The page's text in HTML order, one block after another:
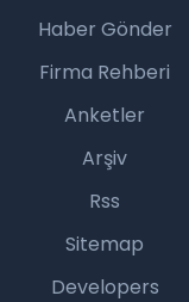
Haber Gönder
Firma Rehberi
Anketler
Arşiv
Rss
Sitemap
Developers